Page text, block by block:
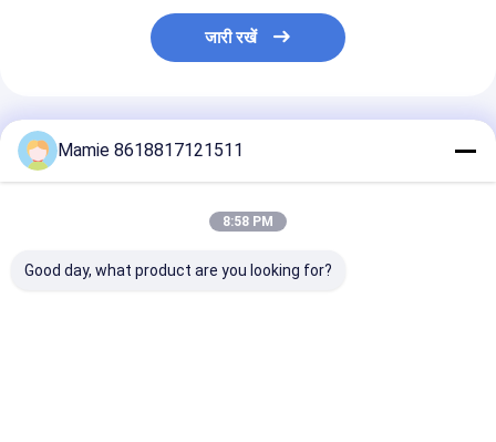
जारी रखें
अनुशंसित उत्पाद
Mamie 8618817121511
8:58 PM
Good day, what product are you looking for?